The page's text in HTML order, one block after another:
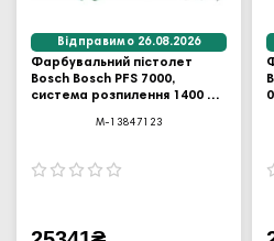
Відправимо 26.08.2026
Фарбувальний пістолет
Bosch Bosch PFS 7000,
система розпилення 1400 Вт
M-13847123